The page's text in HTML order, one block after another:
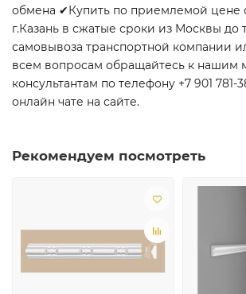
обмена ✔Купить по приемлемой цене
г.Казань в сжатые сроки из Москвы до
самовывоза транспортной компании
всем вопросам обращайтесь к нашим
консультантам по телефону +7 901 781-
онлайн чате на сайте.
Рекомендуем посмотреть